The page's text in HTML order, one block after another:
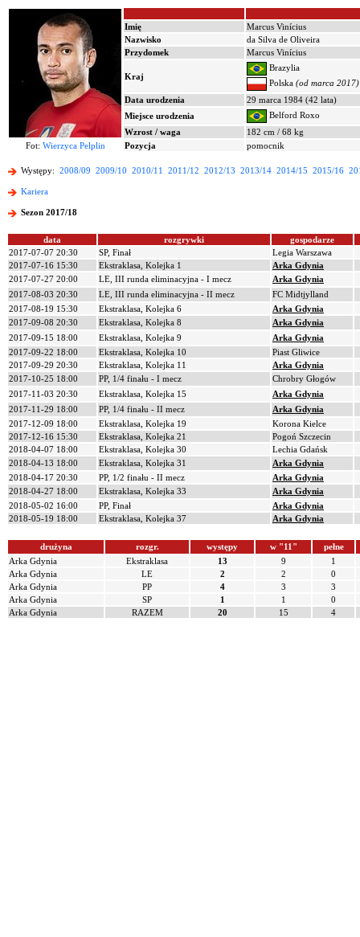
Imię
Marcus Vinícius
Nazwisko
da Silva de Oliveira
Przydomek
Marcus Vinícius
Kraj
Brazylia
Polska (od marca 2017)
Data urodzenia
29 marca 1984 (42 lata)
Miejsce urodzenia
Belford Roxo
Wzrost / waga
182 cm / 68 kg
Fot: Wierzyca Pelplin Pozycja pomocnik
Występy: 2008/09 2009/10 2010/11 2011/12 2012/13 2013/14 2014/15 2015/16
Kariera
Sezon 2017/18
data rozgrywki
gospodarze
2017-07-07 20:30
SP, Finał
Legia Warszawa
2017-07-16 15:30
Ekstraklasa, Kolejka 1
Arka Gdynia
2017-07-27 20:00
LE, III runda eliminacyjna - I mecz
Arka Gdynia
2017-08-03 20:30
LE, III runda eliminacyjna - II mecz
FC Midtjylland
2017-08-19 15:30
Ekstraklasa, Kolejka 6
Arka Gdynia
2017-09-08 20:30
Ekstraklasa, Kolejka 8
Arka Gdynia
2017-09-15 18:00
Ekstraklasa, Kolejka 9
Arka Gdynia
2017-09-22 18:00
Ekstraklasa, Kolejka 10
Piast Gliwice
2017-09-29 20:30
Ekstraklasa, Kolejka 11
Arka Gdynia
2017-10-25 18:00
PP, 1/4 finału - I mecz
Chrobry Głogów
2017-11-03 20:30
Ekstraklasa, Kolejka 15
Arka Gdynia
2017-11-29 18:00
PP, 1/4 finału - II mecz
Arka Gdynia
2017-12-09 18:00
Ekstraklasa, Kolejka 19
Korona Kielce
2017-12-16 15:30
Ekstraklasa, Kolejka 21
Pogoń Szczecin
2018-04-07 18:00
Ekstraklasa, Kolejka 30
Lechia Gdańsk
2018-04-13 18:00
Ekstraklasa, Kolejka 31
Arka Gdynia
2018-04-17 20:30
PP, 1/2 finału - II mecz
Arka Gdynia
2018-04-27 18:00
Ekstraklasa, Kolejka 33
Arka Gdynia
2018-05-02 16:00
PP, Finał
Arka Gdynia
2018-05-19 18:00
Ekstraklasa, Kolejka 37 Arka Gdynia
drużyna rozgr. występy w "11"
pełne
Arka Gdynia
Ekstraklasa 13 9
1
Arka Gdynia
LE 2 2
0
Arka Gdynia
PP 4 3
3
Arka Gdynia
SP 1 1
0
Arka Gdynia
RAZEM 20 15 4